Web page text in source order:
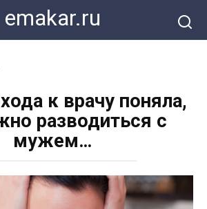
emakar.ru
к врачу поняла,
разводиться с
мужем…